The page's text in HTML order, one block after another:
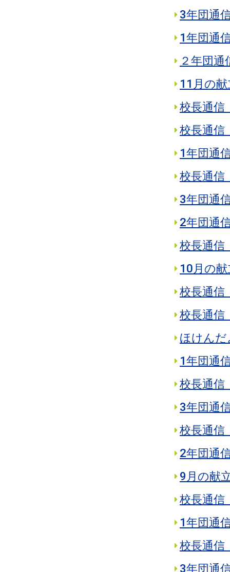
3年団通
1年団通
２年団
11月の
校長通
校長通
1年団通
校長通
3年団通
2年団通
校長通
10月の
校長通
校長通
ほけん
1年団通
校長通
3年団通
校長通
2年団通
9月の献
校長通
1年団通
校長通
3年団通